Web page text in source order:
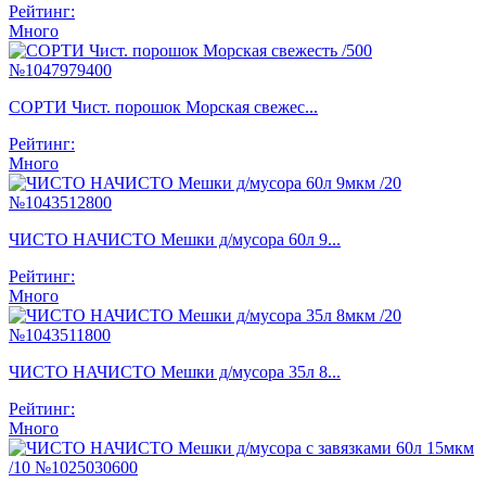
Рейтинг:
Много
СОРТИ Чист. порошок Морская свежес...
Рейтинг:
Много
ЧИСТО НАЧИСТО Мешки д/мусора 60л 9...
Рейтинг:
Много
ЧИСТО НАЧИСТО Мешки д/мусора 35л 8...
Рейтинг:
Много